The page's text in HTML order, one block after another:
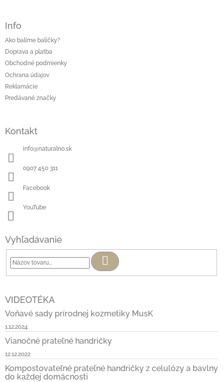
Info
Ako balíme balíčky?
Doprava a platba
Obchodné podmienky
Ochrana údajov
Reklamácie
Predávané značky
Kontakt
info@naturalno.sk
0907 450 311
Facebook
YouTube
Vyhľadávanie
Hľadať
VIDEOTÉKA
Voňavé sady prírodnej kozmetiky MusK
1.12.2024
Vianočné prateľné handričky
12.12.2022
Kompostovateľné prateľné handričky z celulózy a bavlny
do každej domácnosti